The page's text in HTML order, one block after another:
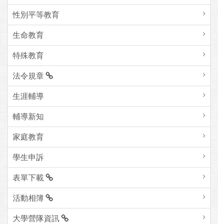
性別平等教育
生命教育
特殊教育
法令規章
生涯輔導
輔導新知
家庭教育
學生申訴
表單下載
活動相簿
大學營隊資訊